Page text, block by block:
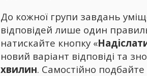
До кожної групи завдань
відповідей лише один
натискайте кнопку «
новий варіант відповіді та
хвилин. Самостійно подбайте